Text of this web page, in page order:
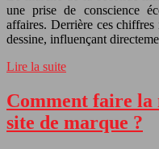
une prise de conscience
affaires. Derrière ces chiffres
dessine, influençant
Lire la suite
Comment faire la
site de marque ?